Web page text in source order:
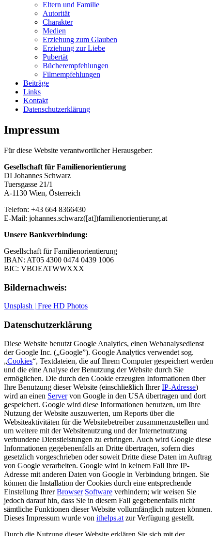
Eltern und Familie
Autorität
Charakter
Medien
Erziehung zum Glauben
Erziehung zur Liebe
Pubertät
Bücherempfehlungen
Filmempfehlungen
Beiträge
Links
Kontakt
Datenschutzerklärung
Impressum
Für diese Website verantwortlicher Herausgeber:
Gesellschaft für Familienorientierung
DI Johannes Schwarz
Tuersgasse 21/1
A-1130 Wien, Österreich
Telefon: +43 664 8366430
E-Mail: johannes.schwarz([at])familienorientierung.at
Unsere Bankverbindung:
Gesellschaft für Familienorientierung
IBAN: AT05 4300 0474 0439 1006
BIC: VBOEATWWXXX
Bildernachweis:
Unsplash | Free HD Photos
Datenschutzerklärung
Diese Website benutzt Google Analytics, einen Webanalysedienst
der Google Inc. („Google”). Google Analytics verwendet sog.
„Cookies“, Textdateien, die auf Ihrem Computer gespeichert werden
und die eine Analyse der Benutzung der Website durch Sie
ermöglichen. Die durch den Cookie erzeugten Informationen über
Ihre Benutzung dieser Website (einschließlich IhrerIP-Adresse)
wird an einen Servervon Google in den USA übertragen und dort
gespeichert. Google wird diese Informationen benutzen, um Ihre
Nutzung der Website auszuwerten, um Reports über die
Websiteaktivitäten für die Websitebetreiber zusammenzustellen und
um weitere mit der Websitenutzung und der Internetnutzung
verbundene Dienstleistungen zu erbringen. Auch wird Google diese
Informationen gegebenenfalls an Dritte übertragen, sofern dies
gesetzlich vorgeschrieben oder soweit Dritte diese Daten im Auftrag
von Google verarbeiten. Google wird in keinem Fall Ihre IP-
Adresse mit anderen Daten von Google in Verbindung bringen. Sie
können die Installation der Cookies durch eine entsprechende
Einstellung IhrerBrowser Software verhindern; wir weisen Sie
jedoch darauf hin, dass Sie in diesem Fall gegebenenfalls nicht
sämtliche Funktionen dieser Website vollumfänglich nutzen können.
Dieses Impressum wurde von ithelps.at zur Verfügung gestellt.
Durch die Nutzung dieser Website erklären Sie sich mit der